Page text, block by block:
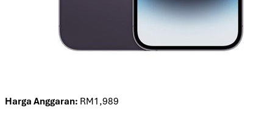
Harga Anggaran: RM1,989